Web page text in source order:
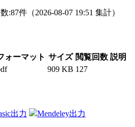
:87件 （2026-08-07 19:51 集計）
ォーマット サイズ 閲覧回数 説明
909 KB 127
出力 Mendeley出力